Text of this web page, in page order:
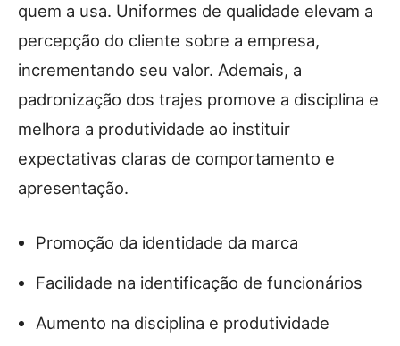
quem a usa. Uniformes de qualidade elevam a
percepção do cliente sobre a empresa,
incrementando seu valor. Ademais, a
padronização dos trajes promove a disciplina e
melhora a produtividade ao instituir
expectativas claras de comportamento e
apresentação.
Promoção da identidade da marca
Facilidade na identificação de funcionários
Aumento na disciplina e produtividade